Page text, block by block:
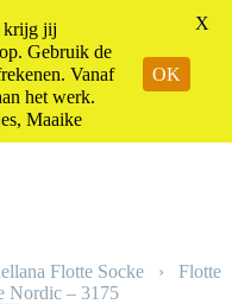
Winkelwagen
Flotte Socke › Flotte
Nordic – 3175
krijg jij
Gebruik de
Vanaf
het werk.
Maaike
OK
X